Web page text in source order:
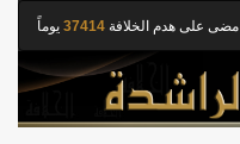
مضى على هدم الخلافة 37414 يوماً